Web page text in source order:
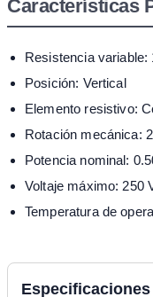
Características
Resistencia variable:
Posición: Vertical
Elemento resistivo:
Rotación mecánica:
Potencia nominal:
Voltaje máximo: 250
Temperatura de